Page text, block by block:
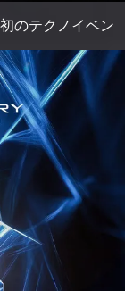
のテクノイベン